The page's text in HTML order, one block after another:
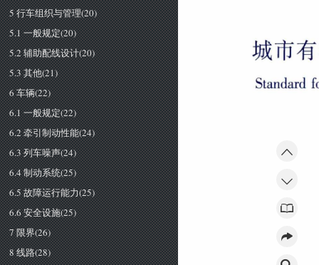
5 行车组织与管理(20)
5.1 一般规定(20)
5.2 辅助配线设计(20)
5.3 其他(21)
6 车辆(22)
6.1 一般规定(22)
6.2 牵引制动性能(24)
6.3 列车噪声(24)
6.4 制动系统(25)
6.5 故障运行能力(25)
6.6 安全设施(25)
7 限界(26)
8 线路(28)
城市
Ｓｔ
ａｎｄａ
ｒ
ｄ